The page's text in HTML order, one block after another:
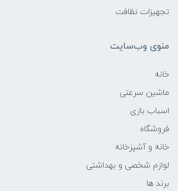
تجهیزات نظافت
منوی وب‌سایت
خانه
ماشین سرعتی
اسباب بازی
فروشگاه
خانه و آشپزخانه
لوازم شخصی و بهداشتی
برند ها